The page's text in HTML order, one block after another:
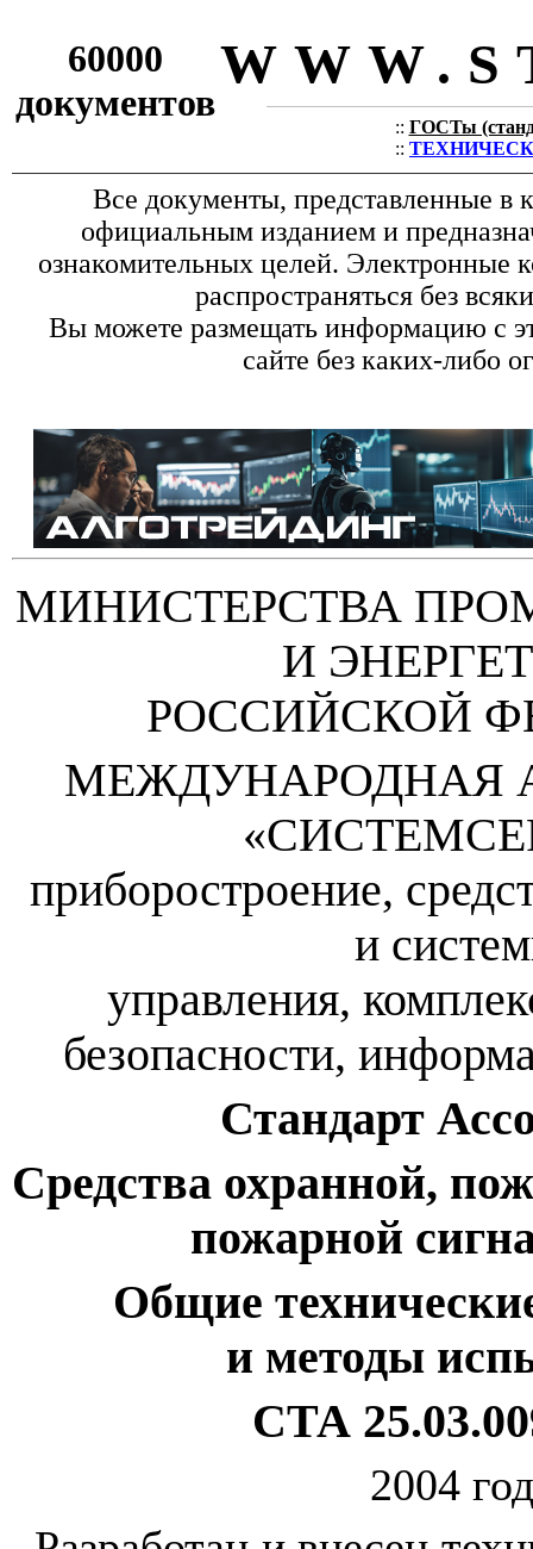
60000
документов
:: ГОСТы
::
Все документы, представленные в
официальным изданием и
ознакомительных целей. Электронные
распространяться без
Вы можете размещать информацию с
сайте без каких-либо
МИНИСТЕРСТВА
И
РОССИЙСКОЙ
МЕЖДУНАРОДНАЯ
приборостроение,
и
управления,
безопасности,
Стандарт
Средства охранной,
пожарной
Общие
и методы
СТА
2004